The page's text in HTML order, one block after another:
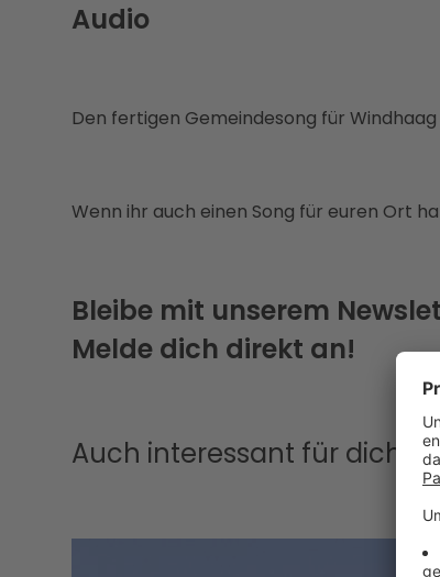
Audio
Den fertigen Gemeindesong für
Wenn ihr auch einen Song für euren Ort
Bleibe mit unserem
Melde dich direkt an!
Auch interessant für dich